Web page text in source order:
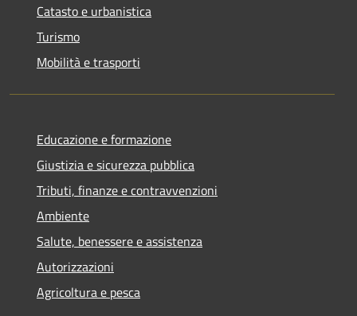
Catasto e urbanistica
Turismo
Mobilità e trasporti
Educazione e formazione
Giustizia e sicurezza pubblica
Tributi, finanze e contravvenzioni
Ambiente
Salute, benessere e assistenza
Autorizzazioni
Agricoltura e pesca